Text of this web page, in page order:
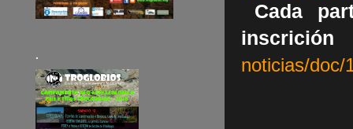
Cada
noticias/doc/
.